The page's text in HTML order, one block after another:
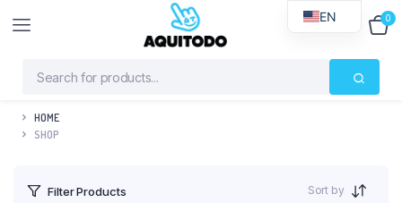
0
HOME
SHOP
Filter Products Sort by
EN